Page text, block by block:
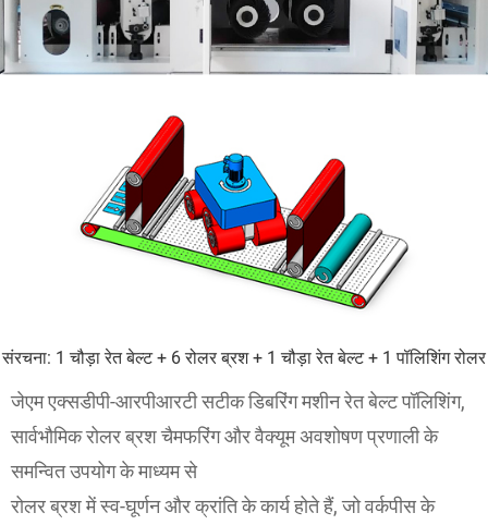
संरचना: 1 चौड़ा रेत बेल्ट + 6 रोलर ब्रश + 1 चौड़ा रेत बेल्ट + 1 पॉलिशिंग रोलर
जेएम एक्सडीपी-आरपीआरटी सटीक डिबरिंग मशीन रेत बेल्ट पॉलिशिंग,
सार्वभौमिक रोलर ब्रश चैमफरिंग और वैक्यूम अवशोषण प्रणाली के
समन्वित उपयोग के माध्यम से
रोलर ब्रश में स्व-घूर्णन और क्रांति के कार्य होते हैं, जो वर्कपीस के